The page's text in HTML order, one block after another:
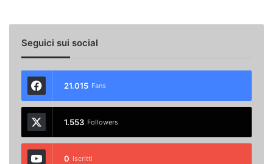
Seguici sui social
21.015 Fans
1.553 Followers
0 Iscritti